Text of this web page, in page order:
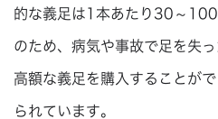
的な義足は1本あたり30～
のため、病気や事故で足を失
高額な義足を購入することが
られています。